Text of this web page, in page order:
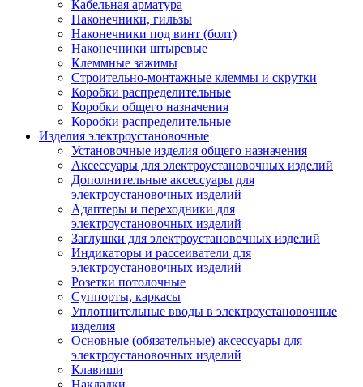
Кабельная арматура
Наконечники, гильзы
Наконечники под винт (болт)
Наконечники штыревые
Клеммные зажимы
Строительно-монтажные клеммы и скрутки
Коробки распределительные
Коробки общего назначения
Коробки распределительные
Изделия электроустановочные
Установочные изделия общего назначения
Аксессуары для электроустановочных изделий
Дополнительные аксессуары для
электроустановочных изделий
Адаптеры и переходники для
электроустановочных изделий
Заглушки для электроустановочных изделий
Индикаторы и рассеиватели для
электроустановочных изделий
Розетки потолочные
Суппорты, каркасы
Уплотнительные вводы в электроустановочные
изделия
Основные (обязательные) аксессуары для
электроустановочных изделий
Клавиши
Накладки